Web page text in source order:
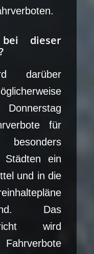
dieser
darüber
für
besonders
Städten ein
und in die
Das
wird